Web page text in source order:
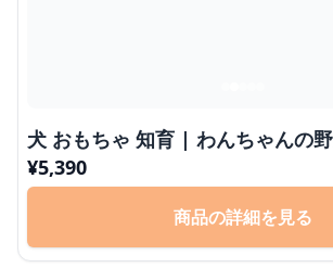
犬 おもちゃ 知育 | わんちゃんの
¥5,390
商品の詳細を見る